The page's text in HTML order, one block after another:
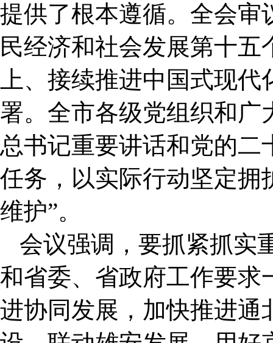
提供了根本遵循。全会审
民经济和社会发展第十
上、接续推进中国式现
署。全市各级党组织和广
总书记重要讲话和党的二
任务，以实际行动坚定拥
维护”。
会议强调，要抓紧抓实
和省委、省政府工作要求
进协同发展，加快推进通